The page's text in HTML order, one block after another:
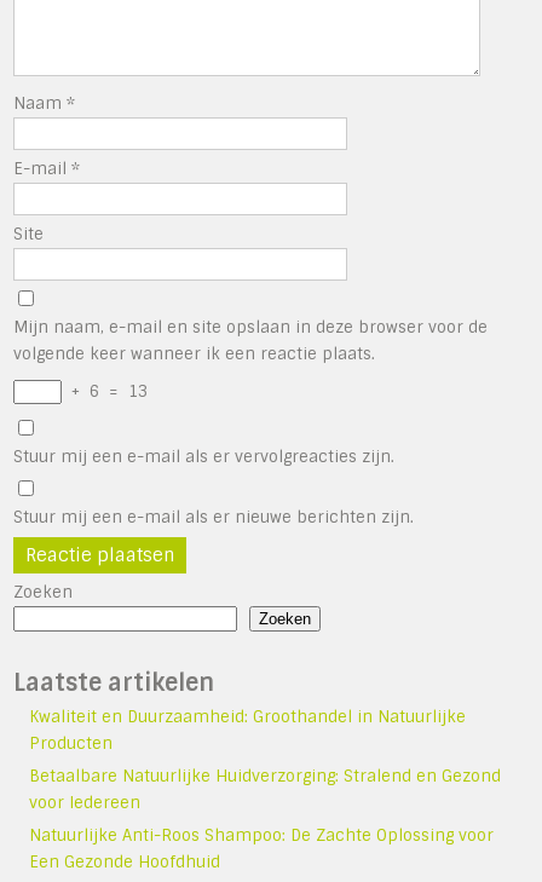
Naam*
E-mail*
Site
Mijn naam, e-mail en site opslaan in deze browser voor de
volgende keer wanneer ik een reactie plaats.
+ 6 = 13
Stuur mij een e-mail als er vervolgreacties zijn.
Stuur mij een e-mail als er nieuwe berichten zijn.
Zoeken
Zoeken
Laatste artikelen
Kwaliteit en Duurzaamheid: Groothandel in Natuurlijke
Producten
Betaalbare Natuurlijke Huidverzorging: Stralend en Gezond
voor Iedereen
Natuurlijke Anti-Roos Shampoo: De Zachte Oplossing voor
Een Gezonde Hoofdhuid